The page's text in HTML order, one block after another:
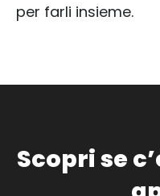
per farli insieme.
Scopri se